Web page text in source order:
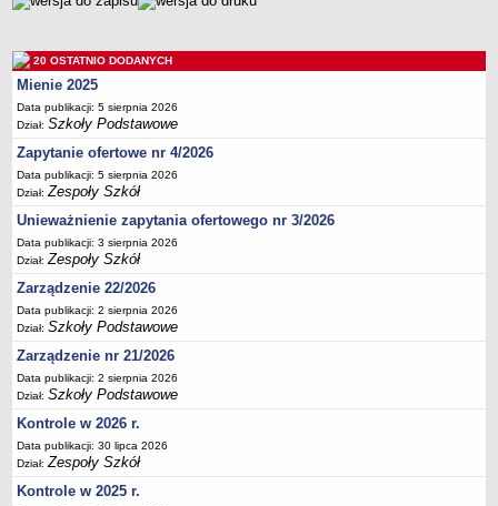
Ogłoszenie
Zarządzenia
Kontrole
Rejestry, ewidencje, archiwa
Sprawozdania
Deklaracja dostępności
PORADNIE PSYCHOLOGICZNO-PEDAGOGICZNE
Zespół Poradni
BIURO FINANSÓW OŚWIATY
Dane podstawowe
Statut
Majątek
Godziny dyżurów
Ogłoszenia
Rejestry, ewidencje, archiwa
Kontrole
20 OSTATNIO DODANYCH
Mienie 2025
Data publikacji: 5 sierpnia 2026
Dział:Szkoły Podstawowe
Zapytanie ofertowe nr 4/2026
Data publikacji: 5 sierpnia 2026
Dział:Zespoły Szkół
Unieważnienie zapytania ofertowego nr 3/2026
Data publikacji: 3 sierpnia 2026
Dział:Zespoły Szkół
Zarządzenie 22/2026
Data publikacji: 2 sierpnia 2026
Dział:Szkoły Podstawowe
Zarządzenie nr 21/2026
Data publikacji: 2 sierpnia 2026
Dział:Szkoły Podstawowe
Kontrole w 2026 r.
Data publikacji: 30 lipca 2026
Dział:Zespoły Szkół
Kontrole w 2025 r.